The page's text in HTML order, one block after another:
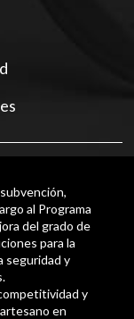
al Programa
del grado de
para la
seguridad y
y
en